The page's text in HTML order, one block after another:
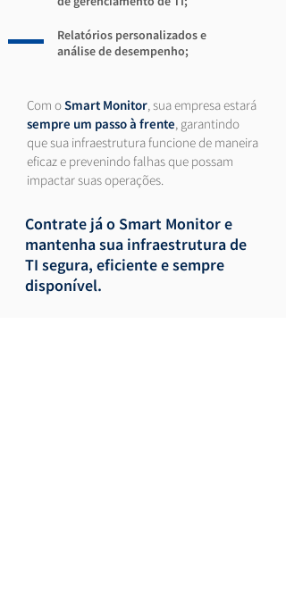
Relatórios personalizados e
análise de desempenho;
Com oSmart Monitor, sua empresa estará
sempre um passo à frente, garantindo
que sua infraestrutura funcione de maneira
eficaz e prevenindo falhas que possam
impactar suas operações.
Contrate já o Smart Monitor e
mantenha sua infraestrutura de
TI segura, eficiente e sempre
disponível.